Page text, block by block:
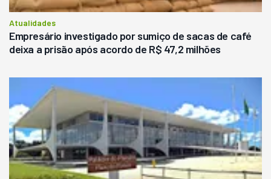
Atualidades
Empresário investigado por sumiço de sacas de café
deixa a prisão após acordo de R$ 47,2 milhões